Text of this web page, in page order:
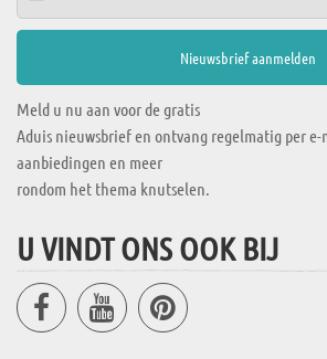
Meld u nu aan voor de gratis
Aduis nieuwsbrief en ontvang regelmatig per
aanbiedingen en meer
rondom het thema knutselen.
U VINDT ONS OOK BIJ